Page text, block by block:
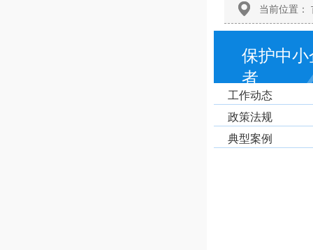
当前位置：
保护中
者
工作动态
政策法规
典型案例